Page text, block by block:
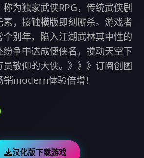
称为独家武侠RPG，传统武侠剧
，接触横版即刻厮杀。游戏者
别年，陷入江湖武林其中性的
争中达成便侠名，搅动天空下
敬仰的大侠。》》》订阅创图
销modern体验倍增！
汉化版下载游戏